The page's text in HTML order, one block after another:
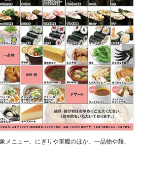
メニュー。にぎりや軍艦のほか、一品物や麺、